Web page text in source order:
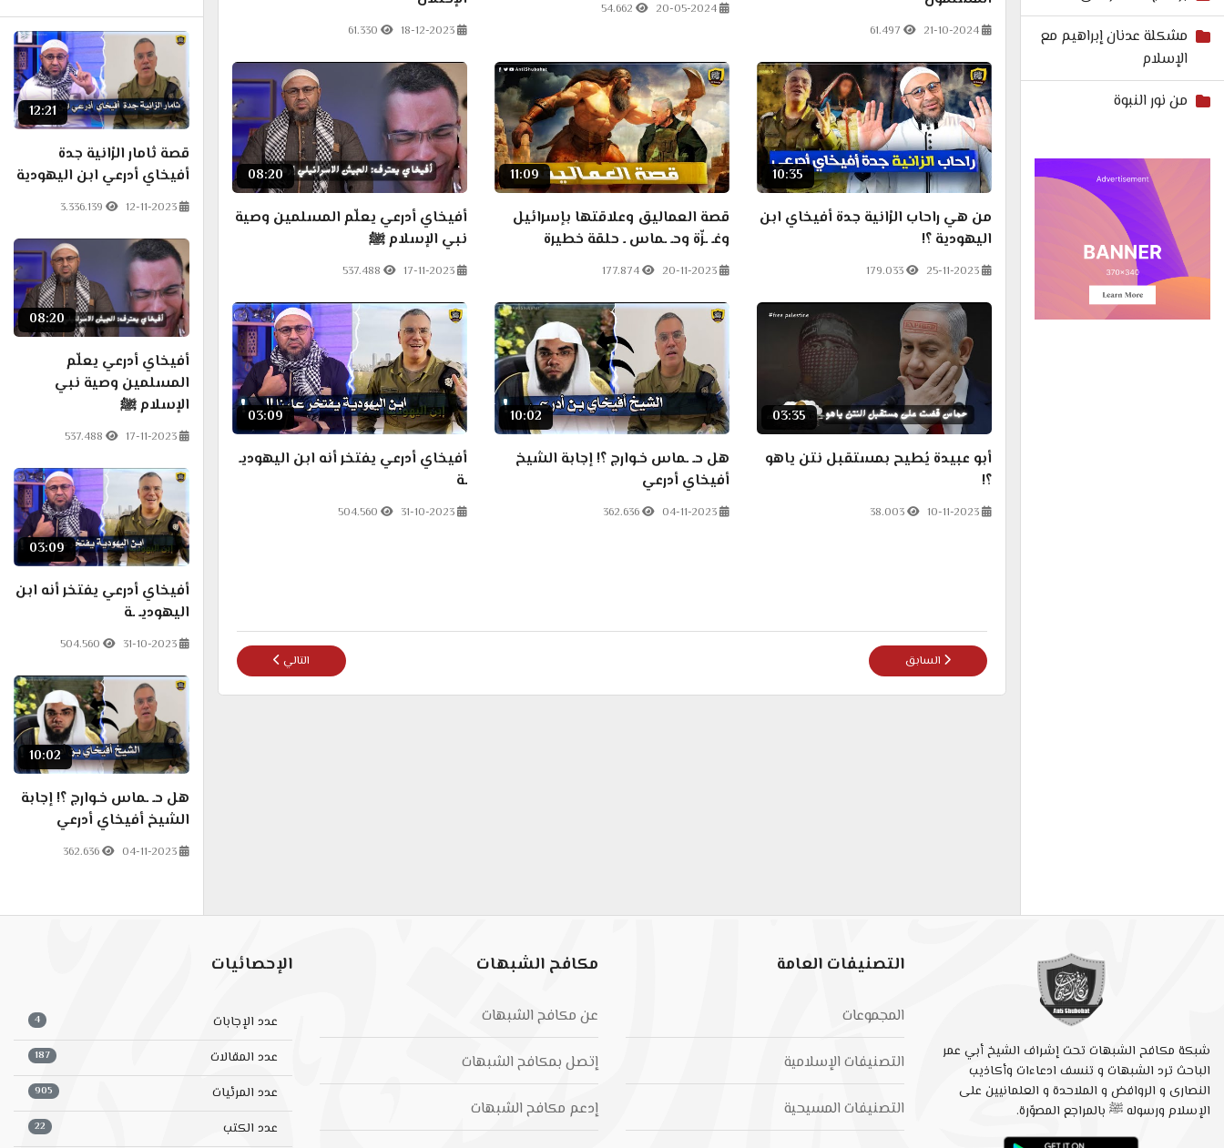
مشكلة عدنان إبراهيم مع
الإسلام
من نور النبوة
21-10-2024
61.497
20-05-2024
54.662
18-12-2023
61.330
10:35
من هي راحاب الرْانية جدة أفيخاي ابن
اليهودية ؟!
25-11-2023
179.033
11:09
قصة العماليق وعلاقتها بإسرائيل
وغـ ـزّة وحـ ـماس ـ حلقة خطيرة
20-11-2023
177.874
08:20
أفيخاي أدرعي يعلّم المسلمين وصية
نبي الإسلام ﷺ
17-11-2023
537.488
03:35
أبو عبيدة يُطيح بمستقبل نتن ياهو
؟!
10-11-2023
38.003
10:02
هل حـ ـماس خـوارج ؟! إجابة الشيخ
أفيخاي أدرعي
04-11-2023
362.636
03:09
أفيخاي أدرعي يفتخر أنه ابن اليهوديـ
ـة
31-10-2023
504.560
المقال السابق: أفيخاي أدرعي يعلّم المسلمين وصية نبي الإسلام ﷺ
السابق المقال التالي: أبو عبيدة يُطيح بمستقبل نتن ياهو ؟!
التالي
12:21
قصة ثامار الرْانية جدة
أفيخاي أدرعي ابن اليهودية
12-11-2023
3.336.139
08:20
أفيخاي أدرعي يعلّم
المسلمين وصية نبي
الإسلام ﷺ
17-11-2023
537.488
03:09
أفيخاي أدرعي يفتخر أنه ابن
اليهوديـ ـة
31-10-2023
504.560
10:02
هل حـ ـماس خـوارج ؟! إجابة
الشيخ أفيخاي أدرعي
04-11-2023
362.636
شبكة مكافح الشبهات تحت إشراف الشيخ أبي عمر
الباحث ترد الشبهات و تنسف ادعاءات وأكاذيب
النصارى و الروافض و الملاحدة و العلمانيين على
الإسلام ورسوله ﷺ بالمراجع المصوّرة.
التصنيفات العامة
المجموعات
التصنيفات الإسلامية
التصنيفات المسيحية
مكافح الشبهات
عن مكافح الشبهات
إتصل بمكافح الشبهات
إدعم مكافح الشبهات
الإحصائيات
عدد الإجابات 4
عدد المقالات 187
عدد المرئيات 905
عدد الكتب 22